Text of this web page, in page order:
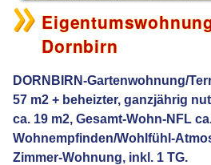
Dornbirn
DORNBIRN-Gartenwohnung/
57 m2 + beheizter, ganzjährig
ca. 19 m2, Gesamt-Wohn-NFL
Wohnempfinden/Wohlfühl-
Zimmer-Wohnung, inkl. 1 TG.